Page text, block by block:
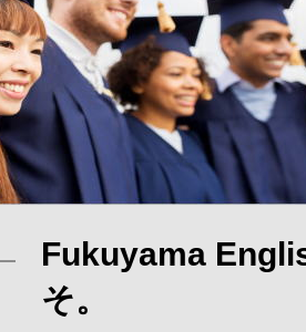
Fukuyama
そ。